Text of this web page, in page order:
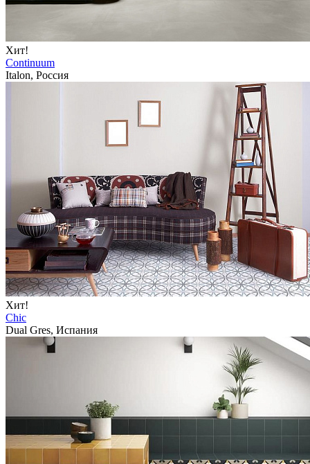
Хит!
Continuum
Italon, Россия
Хит!
Chic
Dual Gres, Испания